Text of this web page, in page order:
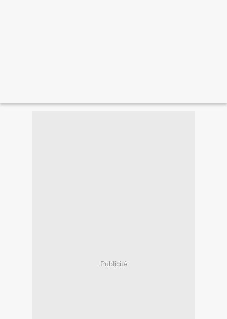
Publicité